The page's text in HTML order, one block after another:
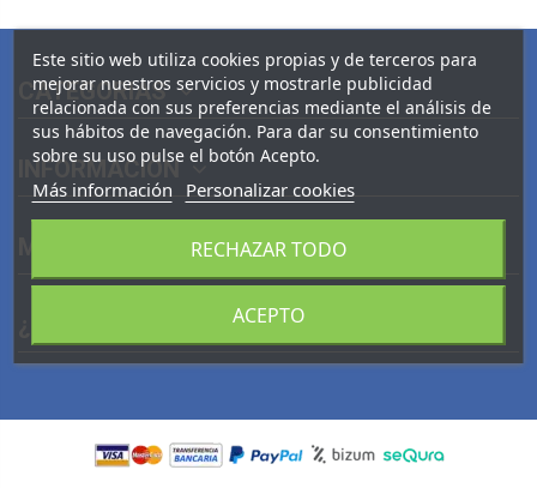
CATEGORIAS
INFORMACIÓN
Este sitio web utiliza cookies propias y de terceros para
mejorar nuestros servicios y mostrarle publicidad
relacionada con sus preferencias mediante el análisis de
sus hábitos de navegación. Para dar su consentimiento
sobre su uso pulse el botón Acepto.
Más información Personalizar cookies
RECHAZAR TODO
ACEPTO